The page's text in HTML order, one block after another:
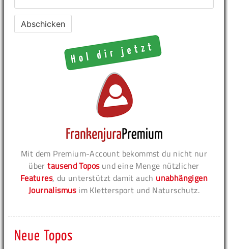
Mit dem Premium-Account bekommst du nicht nur
übertausend Toposund eine Menge nützlicher
Features, du unterstützt damit auch unabhängigen
Journalismusim Klettersport und Naturschutz.
Neue Topos